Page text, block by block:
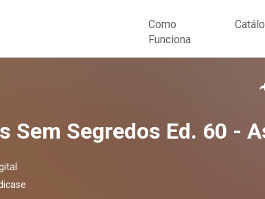
Como
Funciona
Sem Segredos Ed. 60 -